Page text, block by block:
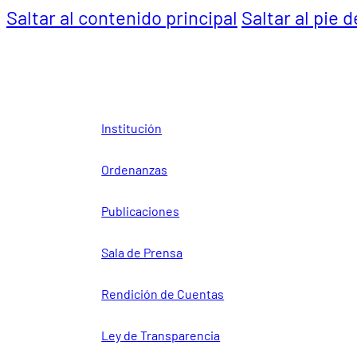
Saltar al contenido principal Saltar al pie
Institución
Ordenanzas
Publicaciones
Sala de Prensa
Rendición de Cuentas
Ley de Transparencia